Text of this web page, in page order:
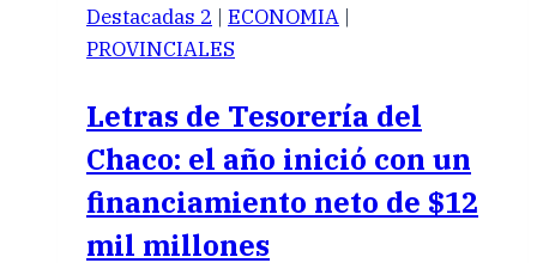
Destacadas 2 | ECONOMIA |
PROVINCIALES
Letras de Tesorería del
Chaco: el año inició con un
financiamiento neto de $12
mil millones